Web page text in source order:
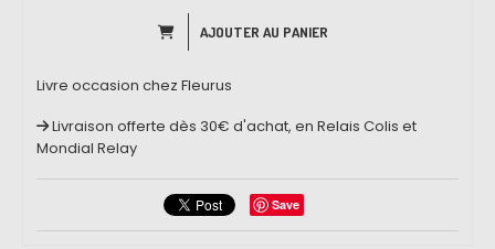
AJOUTER AU PANIER
Livre occasion chez Fleurus
Livraison offerte dès 30€ d'achat, en Relais Colis et
Mondial Relay
Save